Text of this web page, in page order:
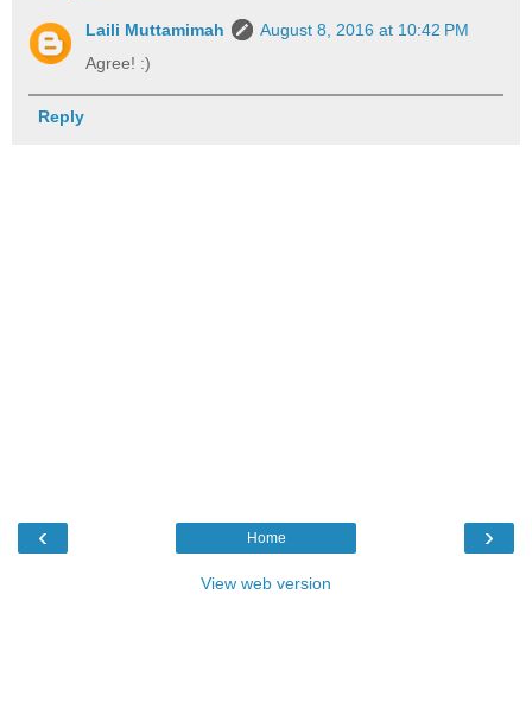
Laili Muttamimah
August 8, 2016 at 10:42 PM
Agree! :)
Reply
‹ ›
Home
View web version